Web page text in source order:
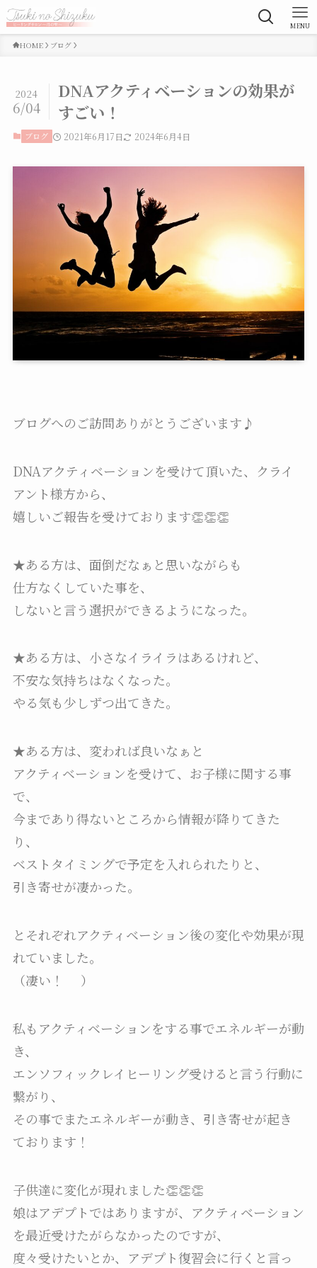
MENU
HOME ブログ
DNAアクティベーションの効果が
すごい！
2024
6/04
ブログ 2021年6月17日 2024年6月4日
ブログへのご訪問ありがとうございます♪
DNAアクティベーションを受けて頂いた、クライ
アント様方から、
嬉しいご報告を受けております👏👏👏
★ある方は、面倒だなぁと思いながらも
仕方なくしていた事を、
しないと言う選択ができるようになった。
★ある方は、小さなイライラはあるけれど、
不安な気持ちはなくなった。
やる気も少しずつ出てきた。
★ある方は、変われば良いなぁと
アクティベーションを受けて、お子様に関する事
で、
今まであり得ないところから情報が降りてきた
り、
ベストタイミングで予定を入れられたりと、
引き寄せが凄かった。
とそれぞれアクティベーション後の変化や効果が現
れていました。
（凄い！
）
私もアクティベーションをする事でエネルギーが動
き、
エンソフィックレイヒーリング受けると言う行動に
繋がり、
その事でまたエネルギーが動き、引き寄せが起き
ております！
子供達に変化が現れました👏👏👏
娘はアデプトではありますが、アクティベーション
を最近受けたがらなかったのですが、
度々受けたいとか、アデプト復習会に行くと言っ